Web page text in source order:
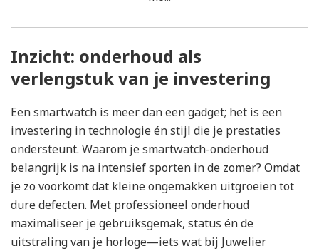
Inzicht: onderhoud als
verlengstuk van je investering
Een smartwatch is meer dan een gadget; het is een
investering in technologie én stijl die je prestaties
ondersteunt. Waarom je smartwatch-onderhoud
belangrijk is na intensief sporten in de zomer? Omdat
je zo voorkomt dat kleine ongemakken uitgroeien tot
dure defecten. Met professioneel onderhoud
maximaliseer je gebruiksgemak, status én de
uitstraling van je horloge—iets wat bij Juwelier